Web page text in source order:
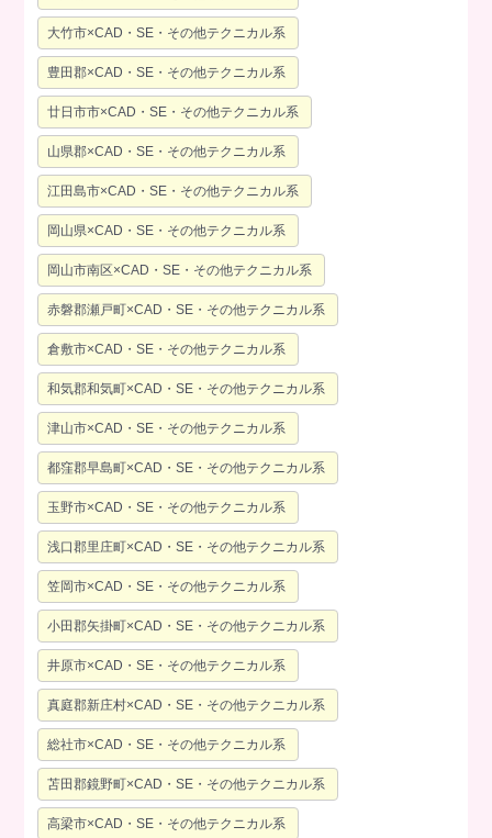
大竹市×CAD・SE・その他テクニカル系
豊田郡×CAD・SE・その他テクニカル系
廿日市市×CAD・SE・その他テクニカル系
山県郡×CAD・SE・その他テクニカル系
江田島市×CAD・SE・その他テクニカル系
岡山県×CAD・SE・その他テクニカル系
岡山市南区×CAD・SE・その他テクニカル系
赤磐郡瀬戸町×CAD・SE・その他テクニカル系
倉敷市×CAD・SE・その他テクニカル系
和気郡和気町×CAD・SE・その他テクニカル系
津山市×CAD・SE・その他テクニカル系
都窪郡早島町×CAD・SE・その他テクニカル系
玉野市×CAD・SE・その他テクニカル系
浅口郡里庄町×CAD・SE・その他テクニカル系
笠岡市×CAD・SE・その他テクニカル系
小田郡矢掛町×CAD・SE・その他テクニカル系
井原市×CAD・SE・その他テクニカル系
真庭郡新庄村×CAD・SE・その他テクニカル系
総社市×CAD・SE・その他テクニカル系
苫田郡鏡野町×CAD・SE・その他テクニカル系
高梁市×CAD・SE・その他テクニカル系